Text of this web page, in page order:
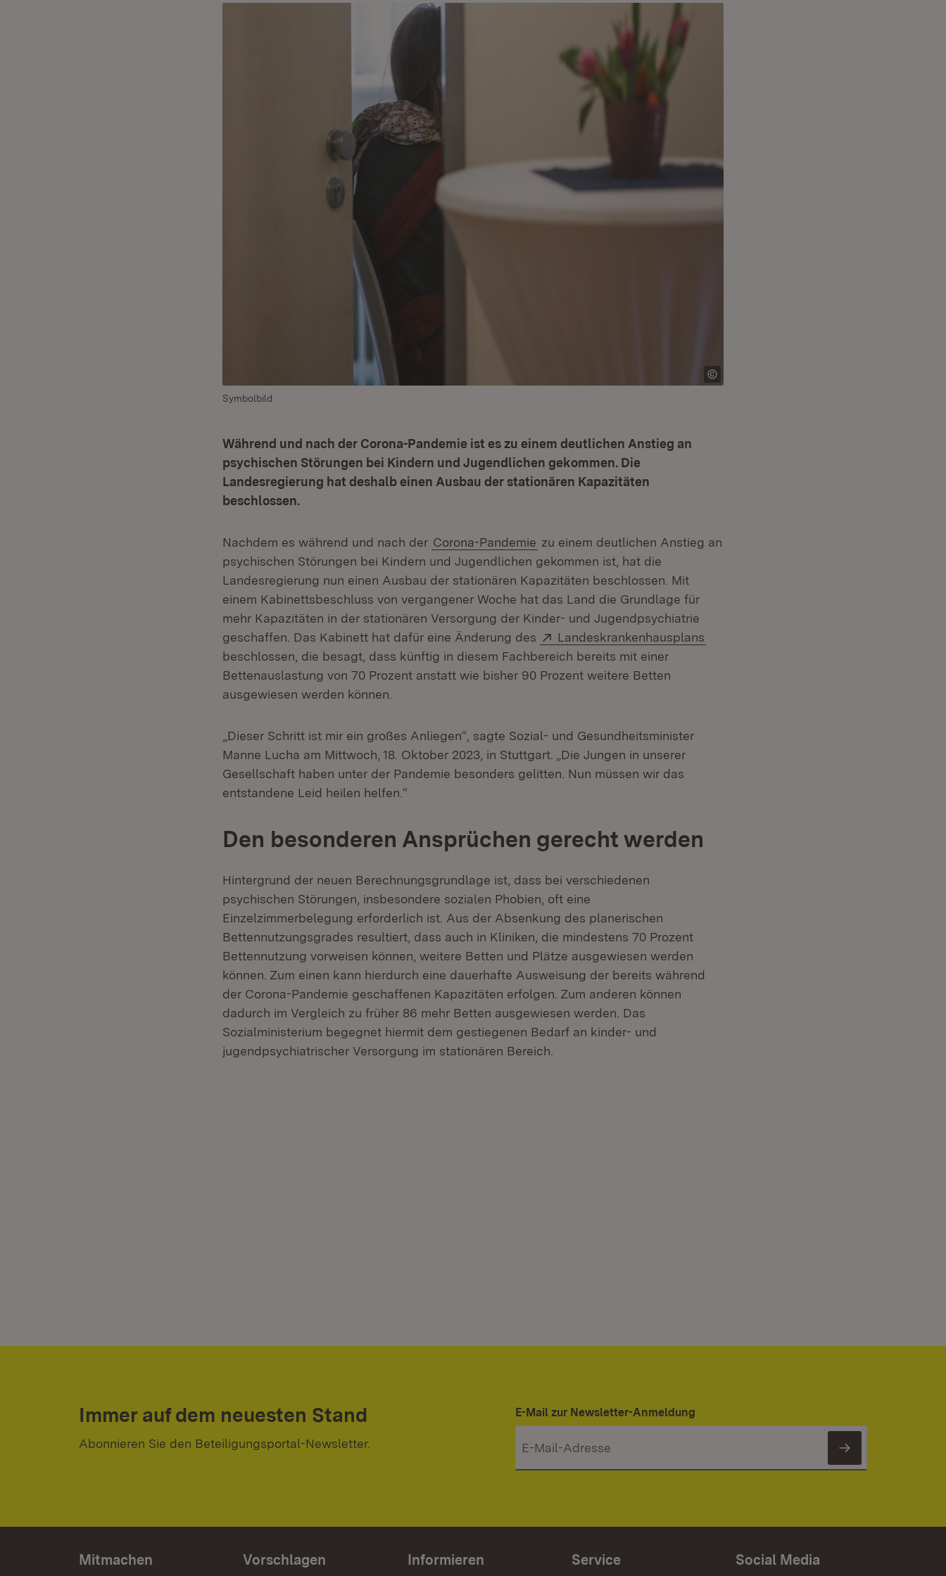
Symbolbild
Während und nach der Corona-Pandemie ist es zu einem deutlichen Anstieg an
psychischen Störungen bei Kindern und Jugendlichen gekommen. Die
Landesregierung hat deshalb einen Ausbau der stationären Kapazitäten
beschlossen.
Nachdem es während und nach der Corona-Pandemie zu einem deutlichen Anstieg an
psychischen Störungen bei Kindern und Jugendlichen gekommen ist, hat die
Landesregierung nun einen Ausbau der stationären Kapazitäten beschlossen. Mit
einem Kabinettsbeschluss von vergangener Woche hat das Land die Grundlage für
mehr Kapazitäten in der stationären Versorgung der Kinder- und Jugendpsychiatrie
geschaffen. Das Kabinett hat dafür eine Änderung des
Extern:
Landeskrankenhausplans
beschlossen, die besagt, dass künftig in diesem Fachbereich bereits mit einer
Bettenauslastung von 70 Prozent anstatt wie bisher 90 Prozent weitere Betten
ausgewiesen werden können.
„Dieser Schritt ist mir ein großes Anliegen“, sagte Sozial- und Gesundheitsminister
Manne Lucha am Mittwoch, 18. Oktober 2023, in Stuttgart. „Die Jungen in unserer
Gesellschaft haben unter der Pandemie besonders gelitten. Nun müssen wir das
entstandene Leid heilen helfen.“
Den besonderen Ansprüchen gerecht werden
Hintergrund der neuen Berechnungsgrundlage ist, dass bei verschiedenen
psychischen Störungen, insbesondere sozialen Phobien, oft eine
Einzelzimmerbelegung erforderlich ist. Aus der Absenkung des planerischen
Bettennutzungsgrades resultiert, dass auch in Kliniken, die mindestens 70 Prozent
Bettennutzung vorweisen können, weitere Betten und Plätze ausgewiesen werden
können. Zum einen kann hierdurch eine dauerhafte Ausweisung der bereits während
der Corona-Pandemie geschaffenen Kapazitäten erfolgen. Zum anderen können
dadurch im Vergleich zu früher 86 mehr Betten ausgewiesen werden. Das
Sozialministerium begegnet hiermit dem gestiegenen Bedarf an kinder- und
jugendpsychiatrischer Versorgung im stationären Bereich.
Immer auf dem neuesten Stand
Abonnieren Sie den Beteiligungsportal-Newsletter.
E-Mail zur Newsletter-Anmeldung
Newsletter
Mitmachen Vorschlagen Informieren Service Social Media